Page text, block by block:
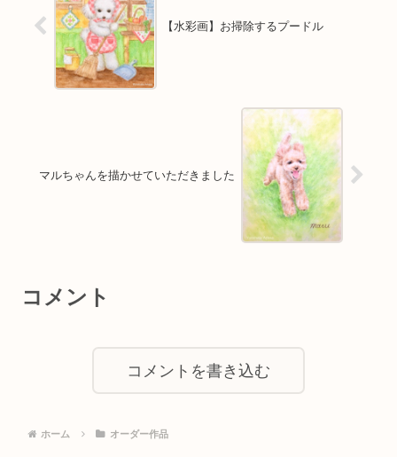
【水彩画】お掃除するプードル
マルちゃんを描かせていただきました
コメント
コメントを書き込む
ホーム オーダー作品